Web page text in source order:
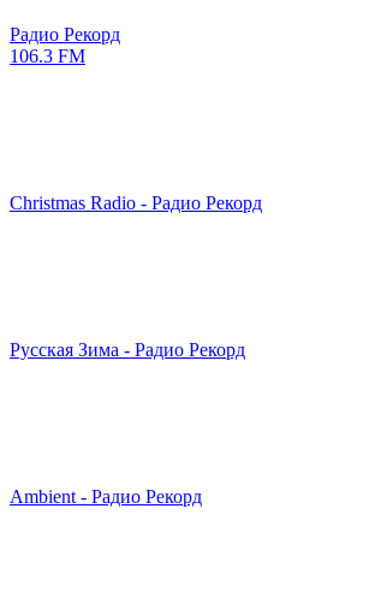
Радио Рекорд
106.3 FM
Christmas Radio - Радио Рекорд
Русская Зима - Радио Рекорд
Ambient - Радио Рекорд